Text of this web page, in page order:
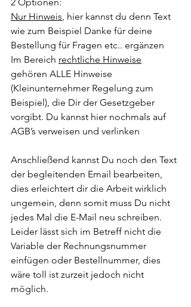
Nur Hinweis, hier kannst du denn Text
wie zum Beispiel Danke für deine
Bestellung für Fragen etc.. ergänzen
Im Bereich rechtliche Hinweise
gehören ALLE Hinweise
(Kleinunternehmer Regelung zum
Beispiel), die Dir der Gesetzgeber
vorgibt. Du kannst hier nochmals auf
AGB’s verweisen und verlinken
Anschließend kannst Du noch den Text
der begleitenden Email bearbeiten,
dies erleichtert dir die Arbeit wirklich
ungemein, denn somit muss Du nicht
jedes Mal die E-Mail neu schreiben.
Leider lässt sich im Betreff nicht die
Variable der Rechnungsnummer
einfügen oder Bestellnummer, dies
wäre toll ist zurzeit jedoch nicht
möglich.